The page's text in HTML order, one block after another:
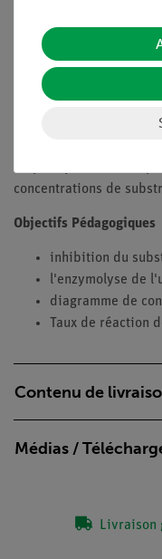
qu'à la formation
Flexibilité dans
transmission de
concentrations de
Objectifs Pédagogiques
inhibition du
l'enzymolyse de
diagramme de
Taux de réaction
Contenu de
Médias /